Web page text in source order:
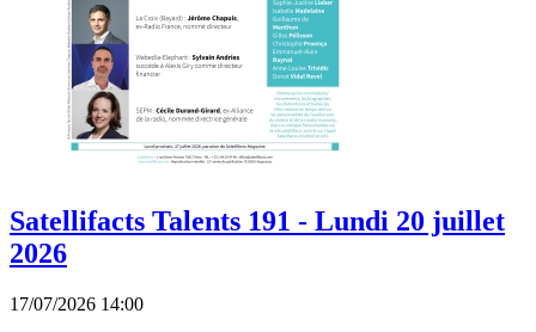
Satellifacts Talents 191 - Lundi 20 juillet
2026
17/07/2026 14:00